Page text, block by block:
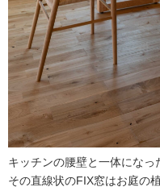
キッチンの腰壁と一体になっ
その直線状のFIX窓はお庭の